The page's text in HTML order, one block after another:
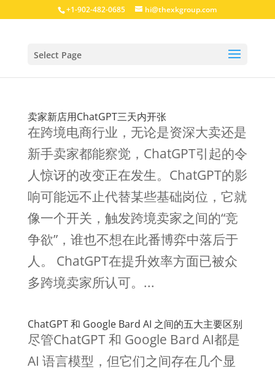
+1-902-482-0685 hi@thexkgroup.com
Select Page
卖家新店用ChatGPT三天内开张
在跨境电商行业，无论是资深大卖还是
新手卖家都能察觉，ChatGPT引起的令
人惊讶的改变正在发生。ChatGPT的影
响可能远不止代替某些基础岗位，它就
像一个开关，触发跨境卖家之间的“竞
争欲”，谁也不想在此番博弈中落后于
人。 ChatGPT在提升效率方面已被众
多跨境卖家所认可。...
ChatGPT 和 Google Bard AI 之间的五大主要区别
尽管ChatGPT 和 Google Bard AI都是
AI 语言模型，但它们之间存在几个显